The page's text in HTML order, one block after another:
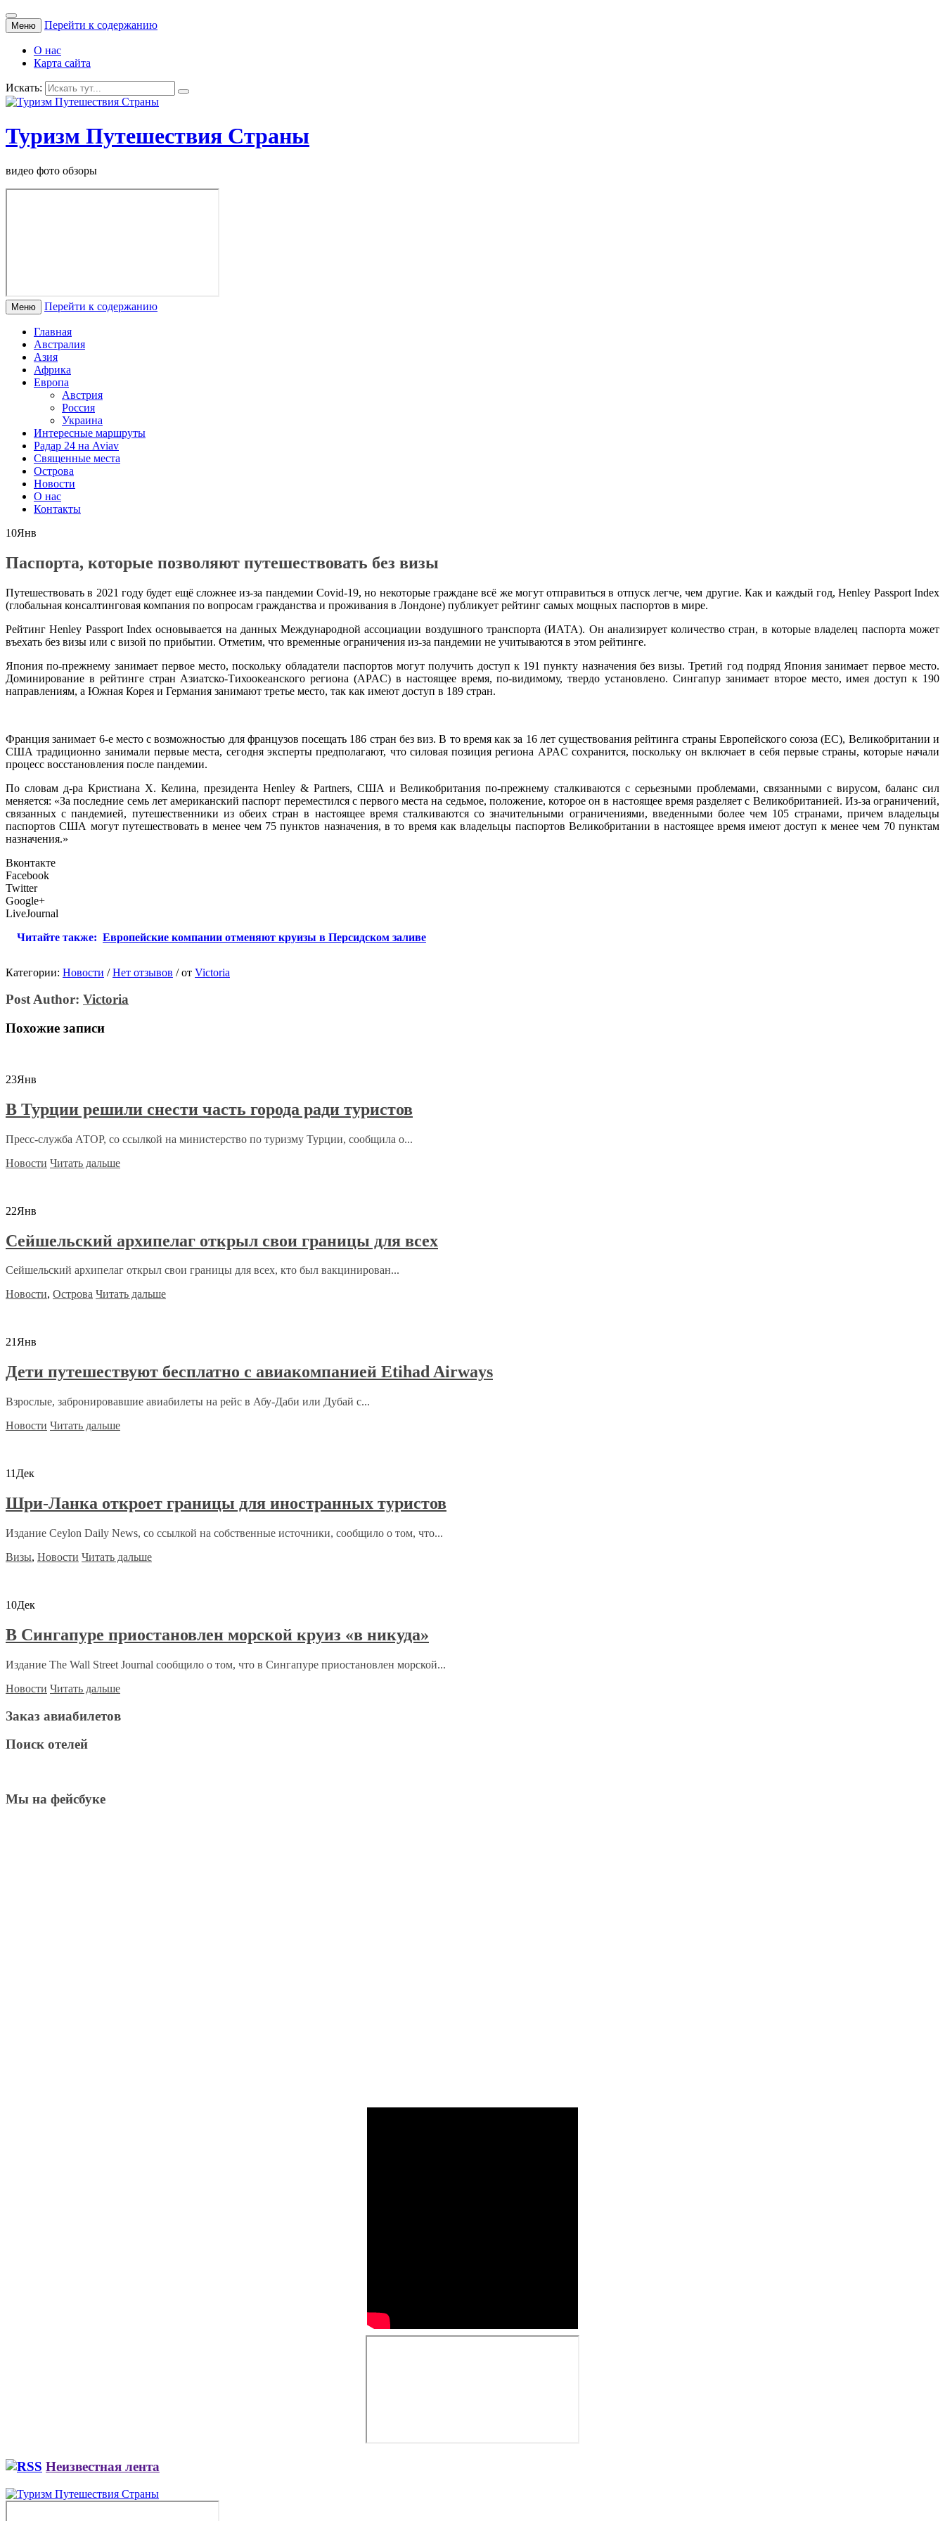
Меню Перейти к содержанию
О нас
Карта сайта
Искать:
Туризм Путешествия Страны
видео фото обзоры
Меню Перейти к содержанию
Главная
Австралия
Азия
Африка
Европа
Австрия
Россия
Украина
Интересные маршруты
Радар 24 на Aviav
Священные места
Острова
Новости
О нас
Контакты
10Янв
Паспорта, которые позволяют путешествовать без визы
Путешествовать в 2021 году будет ещё сложнее из-за пандемии Covid-19, но некоторые граждане всё же могут отправиться в отпуск легче, чем другие. Каки каждый год, Henley Passport Index
(глобальная консалтинговая компания по вопросам гражданства и проживания в Лондоне) публикует рейтинг самых мощных паспортов в мире.
Рейтинг Henley Passport Index основывается на данных Международной ассоциации воздушного транспорта (ИАТА). Он анализирует количество стран, в которые владелец паспорта может
въехать без визы или с визой по прибытии. Отметим, что временные ограничения из-за пандемии не учитываются в этом рейтинге.
Япония по-прежнему занимает первое место, поскольку обладатели паспортов могут получить доступ к 191 пункту назначения без визы. Третий год подряд Япония занимает первое место.
Доминирование в рейтинге стран Азиатско-Тихоокеанского региона (APAC) в настоящее время, по-видимому, твердо установлено. Сингапур занимает второе место, имея доступ к 190
направлениям, а Южная Корея и Германия занимают третье место, так как имеют доступ в 189 стран.
Франция занимает 6-е место с возможностью для французов посещать 186 стран без виз. В то время как за 16 лет существования рейтинга страны Европейского союза (ЕС), Великобритании и
США традиционно занимали первые места, сегодня эксперты предполагают, что силовая позиция региона APAC сохранится, поскольку он включает в себя первые страны, которые начали
процесс восстановления после пандемии.
По словам д-ра Кристиана Х. Келина, президента Henley & Partners, США и Великобритания по-прежнему сталкиваются с серьезными проблемами, связанными с вирусом, баланс сил
меняется: «За последние семь лет американский паспорт переместился с первого места на седьмое, положение, которое он в настоящее время разделяет с Великобританией. Из-за ограничений,
связанных с пандемией, путешественники из обеих стран в настоящее время сталкиваются со значительными ограничениями, введенными более чем 105 странами, причем владельцы
паспортов США могут путешествовать в менее чем 75 пунктов назначения, в то время как владельцы паспортов Великобритании в настоящее время имеют доступ к менее чем 70 пунктам
назначения.»
Вконтакте
Facebook
Twitter
Google+
LiveJournal
Читайте также: Европейские компании отменяют круизы в Персидском заливе
Категории: Новости / Нет отзывов /от Victoria
Post Author: Victoria
Похожие записи
23Янв
В Турции решили снести часть города ради туристов
Пресс-служба АТОР, со ссылкой на министерство по туризму Турции, сообщила о...
Новости Читать дальше
22Янв
Сейшельский архипелаг открыл свои границы для всех
Сейшельский архипелаг открыл свои границы для всех, кто был вакцинирован...
Новости, Острова Читать дальше
21Янв
Дети путешествуют бесплатно с авиакомпанией Etihad Airways
Взрослые, забронировавшие авиабилеты на рейс в Абу-Даби или Дубай с...
Новости Читать дальше
11 Дек
Шри-Ланка откроет границы для иностранных туристов
Издание Ceylon Daily News, со ссылкой на собственные источники, сообщило о том, что...
Визы, Новости Читать дальше
10Дек
В Сингапуре приостановлен морской круиз «в никуда»
Издание The Wall Street Journal сообщило о том, что в Сингапуре приостановлен морской...
Новости Читать дальше
Заказ авиабилетов
Поиск отелей
Мы на фейсбуке
Неизвестная лента